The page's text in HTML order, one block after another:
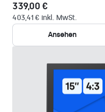
339,00 €
403,41 € inkl. MwSt.
Ansehen